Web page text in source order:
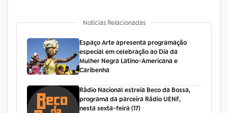
Notícias Relacionadas
Espaço Arte apresenta programação
especial em celebração ao Dia da
Mulher Negra Latino-Americana e
Caribenha
Rádio Nacional estreia Beco da Bossa,
programa da parceira Rádio UENF,
nesta sexta-feira (17)